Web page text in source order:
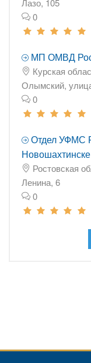
Лазо, 105
0
МП ОМВД
Курская
Олымский,
0
Отдел УФМС
Новошахтинске
Ростовская
Ленина, 6
0